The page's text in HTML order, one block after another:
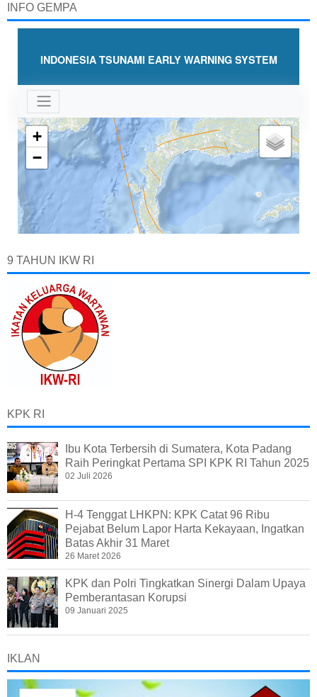
INFO GEMPA
9 TAHUN IKW RI
KPK RI
Ibu Kota Terbersih di Sumatera, Kota Padang
Raih Peringkat Pertama SPI KPK RI Tahun 2025
02 Juli 2026
H-4 Tenggat LHKPN: KPK Catat 96 Ribu
Pejabat Belum Lapor Harta Kekayaan, Ingatkan
Batas Akhir 31 Maret
26 Maret 2026
KPK dan Polri Tingkatkan Sinergi Dalam Upaya
Pemberantasan Korupsi
09 Januari 2025
IKLAN